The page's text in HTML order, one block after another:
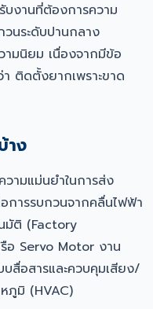
บงานที่ต้องการความ
นระดับปานกลาง
ามนิยม เนื่องจากมีข้อ
ติดตั้งยากเพราะขาด
าง
วามแม่นยำในการส่ง
ารรบกวนจากคลื่นไฟฟ้า
มัติ (Factory
อ Servo Motor งาน
บสื่อสารและควบคุมเสียง/
ภูมิ (HVAC)